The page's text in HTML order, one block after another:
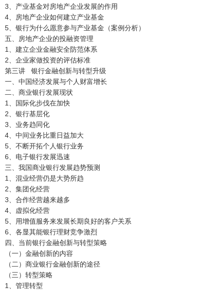
3、产业基金对房地产企业发展的作用
4、房地产企业如何建立产业基金
5、银行为什么愿意参与产业基金（案例分析）
五、房地产企业的投融资管理
1、建立企业金融安全防范体系
2、企业家做投资的评估标准
第三讲 银行金融创新与转型升级
一、中国经济发展与个人财富增长
二、商业银行发展现状
1、国际化步伐在加快
2、银行基层化
3、业务趋同化
4、中间业务比重日益加大
5、不断开拓个人银行业务
6、电子银行发展迅速
三、我国商业银行发展趋势预测
1、混业经营仍是大势所趋
2、集团化经营
3、合作经营越来越多
4、虚拟化经营
5、用增值服务来发展长期良好的客户关系
6、各显其能银行理财竞争激烈
四、当前银行金融创新与转型策略
（一）金融创新的内容
（二）商业银行金融创新的途径
（三）转型策略
1、管理转型